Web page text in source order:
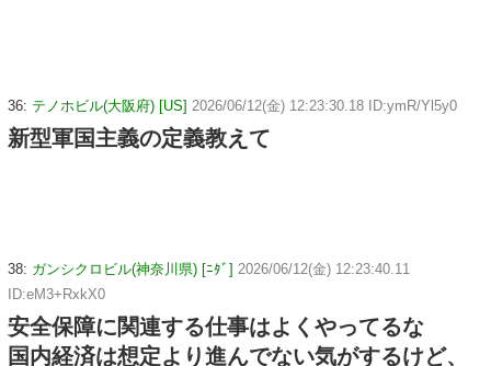
36: テノホビル(大阪府) [US] 2026/06/12(金) 12:23:30.18 ID:ymR/Yl5y0
新型軍国主義の定義教えて
38: ガンシクロビル(神奈川県) [ﾆﾀﾞ] 2026/06/12(金) 12:23:40.11
ID:eM3+RxkX0
安全保障に関連する仕事はよくやってるな
国内経済は想定より進んでない気がするけど、